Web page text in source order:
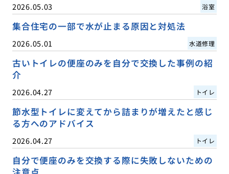
2026.05.03 浴室
集合住宅の一部で水が止まる原因と対処法
2026.05.01 水道修理
古いトイレの便座のみを自分で交換した事例の紹
介
2026.04.27 トイレ
節水型トイレに変えてから詰まりが増えたと感じ
る方へのアドバイス
2026.04.27 トイレ
自分で便座のみを交換する際に失敗しないための